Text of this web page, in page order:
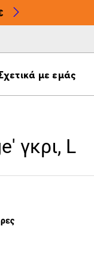
με εμάς
γκρι, L